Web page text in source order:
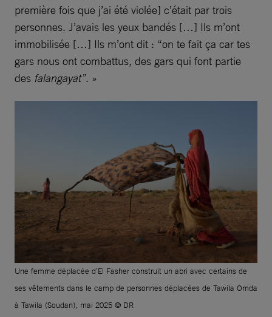
première fois que j’ai été violée] c’était par trois
personnes. J’avais les yeux bandés […] Ils m’ont
immobilisée […] Ils m’ont dit : “on te fait ça car tes
gars nous ont combattus, des gars qui font partie
des falangayat”. »
Une femme déplacée d’El Fasher construit un abri avec certains de
ses vêtements dans le camp de personnes déplacées de Tawila Omda
à Tawila (Soudan), mai 2025 © DR